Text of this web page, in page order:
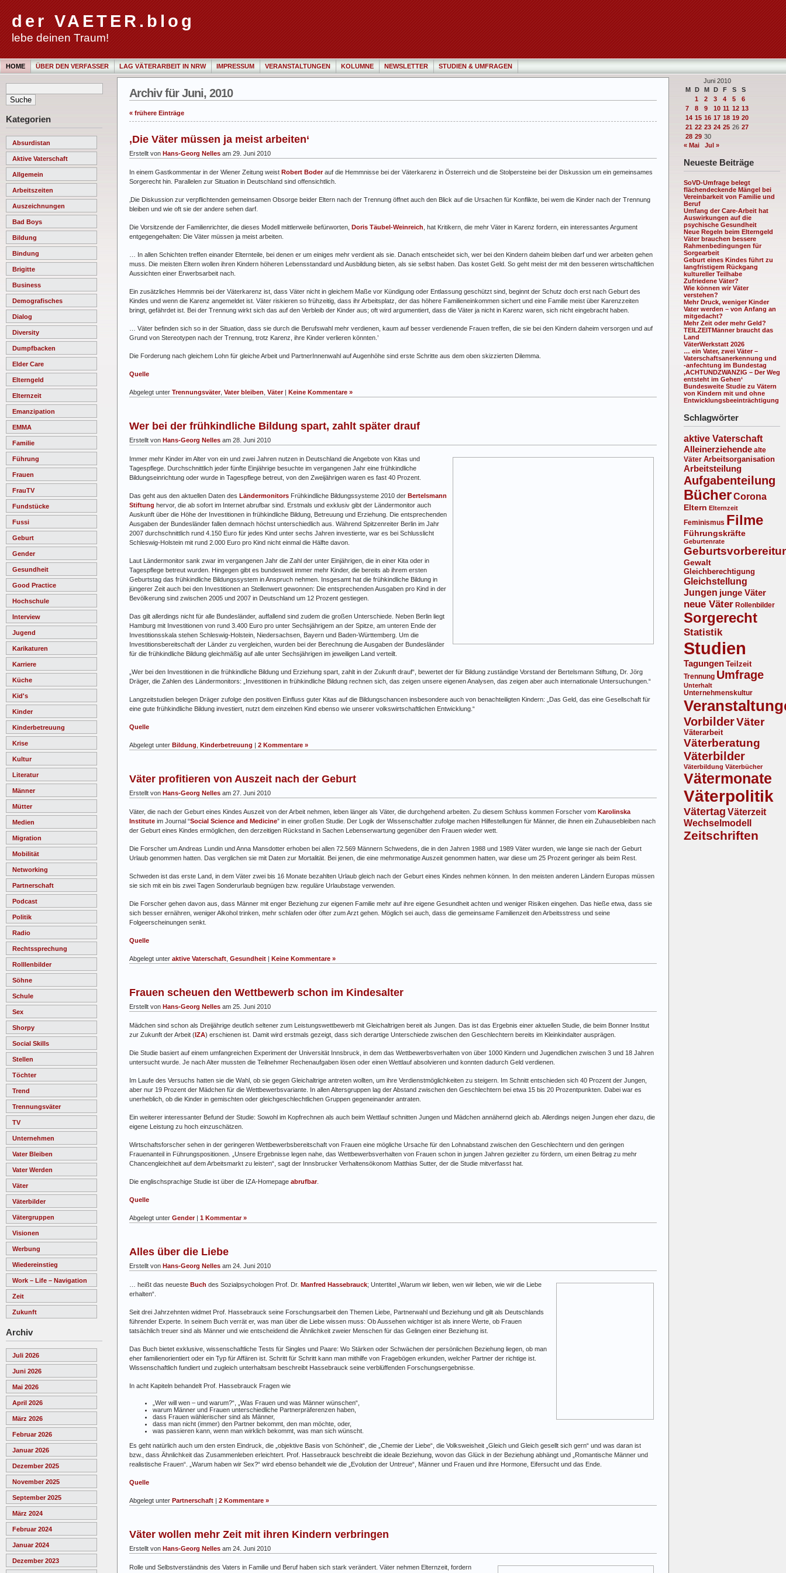
der VAETER.blog
lebe deinen Traum!
HOME ÜBER DEN VERFASSER LAG VÄTERARBEIT IN NRW IMPRESSUM VERANSTALTUNGEN KOLUMNE NEWSLETTER STUDIEN & UMFRAGEN
Kategorien
Absurdistan
Aktive Vaterschaft
Allgemein
Arbeitszeiten
Auszeichnungen
Bad Boys
Bildung
Bindung
Brigitte
Business
Demografisches
Dialog
Diversity
Dumpfbacken
Elder Care
Elterngeld
Elternzeit
Emanzipation
EMMA
Familie
Führung
Frauen
FrauTV
Fundstücke
Fussi
Geburt
Gender
Gesundheit
Good Practice
Hochschule
Interview
Jugend
Karikaturen
Karriere
Küche
Kid's
Kinder
Kinderbetreuung
Krise
Kultur
Literatur
Männer
Mütter
Medien
Migration
Mobilität
Networking
Partnerschaft
Podcast
Politik
Radio
Rechtssprechung
Rolllenbilder
Söhne
Schule
Sex
Shorpy
Social Skills
Stellen
Töchter
Trend
Trennungsväter
TV
Unternehmen
Vater Bleiben
Vater Werden
Väter
Väterbilder
Vätergruppen
Visionen
Werbung
Wiedereinstieg
Work – Life – Navigation
Zeit
Zukunft
Archiv
Juli 2026
Juni 2026
Mai 2026
April 2026
März 2026
Februar 2026
Januar 2026
Dezember 2025
November 2025
September 2025
März 2024
Februar 2024
Januar 2024
Dezember 2023
Juni 2010
M D M D F S
S
1
2 3 4 5
6
7
8 9 10 11 12 13
14 15 16 17 18 19 20
21 22 23 24 25 26 27
28 29 30
« Mai
Jul »
Neueste Beiträge
SoVD-Umfrage belegt
flächendeckende Mängel bei
Vereinbarkeit von Familie und
Beruf
Umfang der Care-Arbeit hat
Auswirkungen auf die
psychische Gesundheit
Neue Regeln beim Elterngeld
Väter brauchen bessere
Rahmenbedingungen für
Sorgearbeit
Geburt eines Kindes führt zu
langfristigem Rückgang
kultureller Teilhabe
Zufriedene Väter?
Wie können wir Väter
verstehen?
Mehr Druck, weniger Kinder
Vater werden – von Anfang an
mitgedacht?
Mehr Zeit oder mehr Geld?
TEILZEITMänner braucht das
Land
VäterWerkstatt 2026
… ein Vater, zwei Väter –
Vaterschaftsanerkennung und
-anfechtung im Bundestag
‚ACHTUNDZWANZIG – Der Weg
entsteht im Gehen‘
Bundesweite Studie zu Vätern
von Kindern mit und ohne
Entwicklungsbeeinträchtigung
Schlagwörter
aktive Vaterschaft
Alleinerziehende alte
Väter Arbeitsorganisation
Arbeitsteilung
Aufgabenteilung
BücherCorona
Eltern Elternzeit
Feminismus Filme
Führungskräfte
Geburtenrate
Gewalt
Gleichberechtigung
Gleichstellung
Jungen junge Väter
neue Väter Rollenbilder
Sorgerecht
Statistik
Studien
Tagungen Teilzeit
Trennung Umfrage
Unterhalt
Unternehmenskultur
VorbilderVäter
Väterarbeit
Väterberatung
Väterbilder
Väterbildung Väterbücher
Vätermonate
Väterpolitik
Vätertag Väterzeit
Wechselmodell
Zeitschriften
Archiv für Juni, 2010
« frühere Einträge
‚Die Väter müssen ja meist arbeiten‘
Erstellt von Hans-Georg Nelles am 29. Juni 2010
In einem Gastkommentar in der Wiener Zeitung weist Robert Boderauf die Hemmnisse bei der Väterkarenz in Österreich und die Stolpersteine bei der Diskussion um ein gemeinsames
Sorgerecht hin. Parallelen zur Situation in Deutschland sind offensichtlich.
‚Die Diskussion zur verpflichtenden gemeinsamen Obsorge beider Eltern nach der Trennung öffnet auch den Blick auf die Ursachen für Konflikte, bei wem die Kinder nach der Trennung
bleiben und wie oft sie der andere sehen darf.
Die Vorsitzende der Familienrichter, die dieses Modell mittlerweile befürworten, Doris Täubel-Weinreich , hat Kritikern, die mehr Väter in Karenz fordern, ein interessantes Argument
entgegengehalten: Die Väter müssen ja meist arbeiten.
… In allen Schichten treffen einander Elternteile, bei denen er um einiges mehr verdient als sie. Danach entscheidet sich, wer bei den Kindern daheim bleiben darf und wer arbeiten gehen
muss. Die meisten Eltern wollen ihren Kindern höheren Lebensstandard und Ausbildung bieten, als sie selbst haben. Das kostet Geld. So geht meist der mit den besseren wirtschaftlichen
Aussichten einer Erwerbsarbeit nach.
Ein zusätzliches Hemmnis bei der Väterkarenz ist, dass Väter nicht in gleichem Maße vor Kündigung oder Entlassung geschützt sind, beginnt der Schutz doch erst nach Geburt des
Kindes und wenn die Karenz angemeldet ist. Väter riskieren so frühzeitig, dass ihr Arbeitsplatz, der das höhere Familieneinkommen sichert und eine Familie meist über Karenzzeiten
bringt, gefährdet ist. Bei der Trennung wirkt sich das auf den Verbleib der Kinder aus; oft wird argumentiert, dass die Väter ja nicht in Karenz waren, sich nicht eingebracht haben.
… Väter befinden sich so in der Situation, dass sie durch die Berufswahl mehr verdienen, kaum auf besser verdienende Frauen treffen, die sie bei den Kindern daheim versorgen und auf
Grund von Stereotypen nach der Trennung, trotz Karenz, ihre Kinder verlieren könnten.’
Die Forderung nach gleichem Lohn für gleiche Arbeit und PartnerInnenwahl auf Augenhöhe sind erste Schritte aus dem oben skizzierten Dilemma.
Quelle
Abgelegt unter Trennungsväter, Vater bleiben Väter| Keine Kommentare »
Wer bei der frühkindliche Bildung spart, zahlt später drauf
Erstellt von Hans-Georg Nelles am 28. Juni 2010
Immer mehr Kinder im Alter von ein und zwei Jahren nutzen in Deutschland die Angebote von Kitas und
Tagespflege. Durchschnittlich jeder fünfte Einjährige besuchte im vergangenen Jahr eine frühkindliche
Bildungseinrichtung oder wurde in Tagespflege betreut, von den Zweijährigen waren es fast 40 Prozent.
Das geht aus den aktuellen Daten des Ländermonitors Frühkindliche Bildungssysteme 2010 der Bertelsmann
Stiftung hervor, die ab sofort im Internet abrufbar sind. Erstmals und exklusiv gibt der Ländermonitor auch
Auskunft über die Höhe der Investitionen in frühkindliche Bildung, Betreuung und Erziehung. Die entsprechenden
Ausgaben der Bundesländer fallen demnach höchst unterschiedlich aus. Während Spitzenreiter Berlin im Jahr
2007 durchschnittlich rund 4.150 Euro für jedes Kind unter sechs Jahren investierte, war es bei Schlusslicht
Schleswig-Holstein mit rund 2.000 Euro pro Kind nicht einmal die Hälfte davon.
Laut Ländermonitor sank zwar im vergangenen Jahr die Zahl der unter Einjährigen, die in einer Kita oder in
Tagespflege betreut wurden. Hingegen gibt es bundesweit immer mehr Kinder, die bereits ab ihrem ersten
Geburtstag das frühkindliche Bildungssystem in Anspruch nehmen. Insgesamt hat die frühkindliche Bildung in
jüngerer Zeit auch bei den Investitionen an Stellenwert gewonnen: Die entsprechenden Ausgaben pro Kind in der
Bevölkerung sind zwischen 2005 und 2007 in Deutschland um 12 Prozent gestiegen.
Das gilt allerdings nicht für alle Bundesländer, auffallend sind zudem die großen Unterschiede. Neben Berlin liegt
Hamburg mit Investitionen von rund 3.400 Euro pro unter Sechsjährigem an der Spitze, am unteren Ende der
Investitionsskala stehen Schleswig-Holstein, Niedersachsen, Bayern und Baden-Württemberg. Um die
Investitionsbereitschaft der Länder zu vergleichen, wurden bei der Berechnung die Ausgaben der Bundesländer
für die frühkindliche Bildung gleichmäßig auf alle unter Sechsjährigen im jeweiligen Land verteilt.
„Wer bei den Investitionen in die frühkindliche Bildung und Erziehung spart, zahlt in der Zukunft drauf“, bewertet der für Bildung zuständige Vorstand der Bertelsmann Stiftung, Dr. Jörg
Dräger, die Zahlen des Ländermonitors: „Investitionen in frühkindliche Bildung rechnen sich, das zeigen unsere eigenen Analysen, das zeigen aber auch internationale Untersuchungen.“
Langzeitstudien belegen Dräger zufolge den positiven Einfluss guter Kitas auf die Bildungschancen insbesondere auch von benachteiligten Kindern: „Das Geld, das eine Gesellschaft für
eine gute frühkindliche Bildung investiert, nutzt dem einzelnen Kind ebenso wie unserer volkswirtschaftlichen Entwicklung.“
Quelle
Abgelegt unter Bildung Kinderbetreuung | 2 Kommentare »
Väter profitieren von Auszeit nach der Geburt
Erstellt von Hans-Georg Nelles am 27. Juni 2010
Väter, die nach der Geburt eines Kindes Auszeit von der Arbeit nehmen, leben länger als Väter, die durchgehend arbeiten. Zu diesem Schluss kommen Forscher vom Karolinska
Institute im Journal “Social Science and Medicine” in einer großen Studie. Der Logik der Wissenschaftler zufolge machen Hilfestellungen für Männer, die ihnen ein Zuhausebleiben nach
der Geburt eines Kindes ermöglichen, den derzeitigen Rückstand in Sachen Lebenserwartung gegenüber den Frauen wieder wett.
Die Forscher um Andreas Lundin und Anna Mansdotter erhoben bei allen 72.569 Männern Schwedens, die in den Jahren 1988 und 1989 Väter wurden, wie lange sie nach der Geburt
Urlaub genommen hatten. Das verglichen sie mit Daten zur Mortalität. Bei jenen, die eine mehrmonatige Auszeit genommen hatten, war diese um 25 Prozent geringer als beim Rest.
Schweden ist das erste Land, in dem Väter zwei bis 16 Monate bezahlten Urlaub gleich nach der Geburt eines Kindes nehmen können. In den meisten anderen Ländern Europas müssen
sie sich mit ein bis zwei Tagen Sonderurlaub begnügen bzw. reguläre Urlaubstage verwenden.
Die Forscher gehen davon aus, dass Männer mit enger Beziehung zur eigenen Familie mehr auf ihre eigene Gesundheit achten und weniger Risiken eingehen. Das hieße etwa, dass sie
sich besser ernähren, weniger Alkohol trinken, mehr schlafen oder öfter zum Arzt gehen. Möglich sei auch, dass die gemeinsame Familienzeit den Arbeitsstress und seine
Folgeerscheinungen senkt.
Quelle
Abgelegt unter aktive Vaterschaft Gesundheit | Keine Kommentare »
Frauen scheuen den Wettbewerb schon im Kindesalter
Erstellt von Hans-Georg Nelles am 25. Juni 2010
Mädchen sind schon als Dreijährige deutlich seltener zum Leistungswettbewerb mit Gleichaltrigen bereit als Jungen. Das ist das Ergebnis einer aktuellen Studie, die beim Bonner Institut
zur Zukunft der Arbeit (IZA) erschienen ist. Damit wird erstmals gezeigt, dass sich derartige Unterschiede zwischen den Geschlechtern bereits im Kleinkindalter ausprägen.
Die Studie basiert auf einem umfangreichen Experiment der Universität Innsbruck, in dem das Wettbewerbsverhalten von über 1000 Kindern und Jugendlichen zwischen 3 und 18 Jahren
untersucht wurde. Je nach Alter mussten die Teilnehmer Rechenaufgaben lösen oder einen Wettlauf absolvieren und konnten dadurch Geld verdienen.
Im Laufe des Versuchs hatten sie die Wahl, ob sie gegen Gleichaltrige antreten wollten, um ihre Verdienstmöglichkeiten zu steigern. Im Schnitt entschieden sich 40 Prozent der Jungen,
aber nur 19 Prozent der Mädchen für die Wettbewerbsvariante. In allen Altersgruppen lag der Abstand zwischen den Geschlechtern bei etwa 15 bis 20 Prozentpunkten. Dabei war es
unerheblich, ob die Kinder in gemischten oder gleichgeschlechtlichen Gruppen gegeneinander antraten.
Ein weiterer interessanter Befund der Studie: Sowohl im Kopfrechnen als auch beim Wettlauf schnitten Jungen und Mädchen annähernd gleich ab. Allerdings neigen Jungen eher dazu, die
eigene Leistung zu hoch einzuschätzen.
Wirtschaftsforscher sehen in der geringeren Wettbewerbsbereitschaft von Frauen eine mögliche Ursache für den Lohnabstand zwischen den Geschlechtern und den geringen
Frauenanteil in Führungspositionen. „Unsere Ergebnisse legen nahe, das Wettbewerbsverhalten von Frauen schon in jungen Jahren gezielter zu fördern, um einen Beitrag zu mehr
Chancengleichheit auf dem Arbeitsmarkt zu leisten“, sagt der Innsbrucker Verhaltensökonom Matthias Sutter, der die Studie mitverfasst hat.
Die englischsprachige Studie ist über die IZA-Homepage abrufbar.
Quelle
Abgelegt unter Gender| 1 Kommentar »
Alles über die Liebe
Erstellt von Hans-Georg Nelles am 24. Juni 2010
… heißt das neueste Buch des Sozialpsychologen Prof. Dr. Manfred Hassebrauck; Untertitel „Warum wir lieben, wen wir lieben, wie wir die Liebe
erhalten“.
Seit drei Jahrzehnten widmet Prof. Hassebrauck seine Forschungsarbeit den Themen Liebe, Partnerwahl und Beziehung und gilt als Deutschlands
führender Experte. In seinem Buch verrät er, was man über die Liebe wissen muss: Ob Aussehen wichtiger ist als innere Werte, ob Frauen
tatsächlich treuer sind als Männer und wie entscheidend die Ähnlichkeit zweier Menschen für das Gelingen einer Beziehung ist.
Das Buch bietet exklusive, wissenschaftliche Tests für Singles und Paare: Wo Stärken oder Schwächen der persönlichen Beziehung liegen, ob man
eher familienorientiert oder ein Typ für Affären ist. Schritt für Schritt kann man mithilfe von Fragebögen erkunden, welcher Partner der richtige ist.
Wissenschaftlich fundiert und zugleich unterhaltsam beschreibt Hassebrauck seine verblüffenden Forschungsergebnisse.
In acht Kapiteln behandelt Prof. Hassebrauck Fragen wie
„Wer will wen – und warum?“, „Was Frauen und was Männer wünschen“,
warum Männer und Frauen unterschiedliche Partnerpräferenzen haben,
dass Frauen wählerischer sind als Männer,
dass man nicht (immer) den Partner bekommt, den man möchte, oder,
was passieren kann, wenn man wirklich bekommt, was man sich wünscht.
Es geht natürlich auch um den ersten Eindruck, die „objektive Basis von Schönheit“, die „Chemie der Liebe“, die Volksweisheit „Gleich und Gleich gesellt sich gern“ und was daran ist
bzw., dass Ähnlichkeit das Zusammenleben erleichtert. Prof. Hassebrauck beschreibt die ideale Beziehung, wovon das Glück in der Beziehung abhängt und „Romantische Männer und
realistische Frauen“. „Warum haben wir Sex?“ wird ebenso behandelt wie die „Evolution der Untreue“, Männer und Frauen und ihre Hormone, Eifersucht und das Ende.
Quelle
Abgelegt unter Partnerschaft | 2 Kommentare »
Väter wollen mehr Zeit mit ihren Kindern verbringen
Erstellt von Hans-Georg Nelles am 24. Juni 2010
Rolle und Selbstverständnis des Vaters in Familie und Beruf haben sich stark verändert. Väter nehmen Elternzeit, fordern